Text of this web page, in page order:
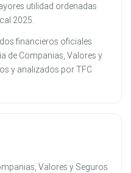
utilidad ordenadas
2025.
financieros oficiales
de Companias, Valores y
y analizados por TFC
Valores y Seguros